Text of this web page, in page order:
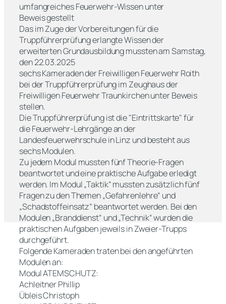
umfangreiches Feuerwehr-Wissen unter
Beweis gestellt
Das im Zuge der Vorbereitungen für die
Truppführerprüfung erlangte Wissen der
erweiterten Grundausbildung mussten am Samstag,
den 22.03.2025
sechs Kameraden der Freiwilligen Feuerwehr Roith
bei der Truppführerprüfung im Zeughaus der
Freiwilligen Feuerwehr Traunkirchen unter Beweis
stellen.
Die Truppführerprüfung ist die "Eintrittskarte" für
die Feuerwehr-Lehrgänge an der
Landesfeuerwehrschule in Linz und besteht aus
sechs Modulen.
Zu jedem Modul mussten fünf Theorie-Fragen
beantwortet und eine praktische Aufgabe erledigt
werden. Im Modul „Taktik“ mussten zusätzlich fünf
Fragen zu den Themen „Gefahrenlehre“ und
„Schadstoffeinsatz“ beantwortet werden. Bei den
Modulen „Branddienst“ und „Technik“ wurden die
praktischen Aufgaben jeweils in Zweier-Trupps
durchgeführt.
Folgende Kameraden traten bei den angeführten
Modulen an:
Modul ATEMSCHUTZ:
Achleitner Phillip
Übleis Christoph